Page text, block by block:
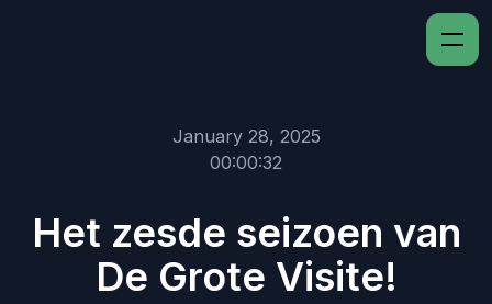
January 28, 2025
00:00:32
Het zesde seizoen van
De Grote Visite!